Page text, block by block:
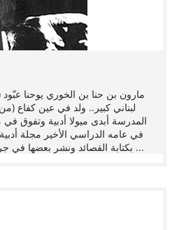
لبناني كبير.. ولد في عين كفاع
المدرسة أبدى ميولا أدبية وتفوق في
في عامه الدراسي الأخير مجلة
بكتابة القصائد ونشر بعضها في جريدة الروضة. أدخله أهله إلى ...